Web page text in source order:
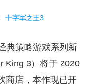
十字军之王3
典策略游戏系列新
King 3）将于 2020
商店，本作现已开